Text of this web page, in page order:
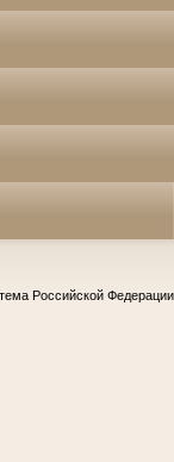
Российской